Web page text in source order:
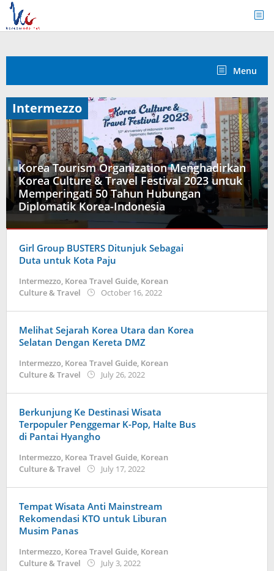
Skip
content
Menu
Korea Tourism Organization Menghadirkan
Korea Culture & Travel Festival 2023 untuk
Memperingati 50 Tahun Hubungan
Diplomatik Korea-Indonesia
Korea
Travel
Korean
Cuisine,
Travel,
September
2023
Kidihae
Intermezzo
Girl Group BUSTERS Ditunjuk Sebagai
Duta untuk Kota Paju
Intermezzo, Korea Travel Guide, Korean
Culture & Travel
October 16, 2022by
Melihat Sejarah Korea Utara dan Korea
Selatan Dengan Kereta DMZ
Intermezzo, Korea Travel Guide, Korean
Culture & Travel
July 26, 2022by
Berkunjung Ke Destinasi Wisata
Terpopuler Penggemar K-Pop, Halte Bus
di Pantai Hyangho
Intermezzo, Korea Travel Guide, Korean
Culture & Travel
July 17, 2022by
Tempat Wisata Anti Mainstream
Rekomendasi KTO untuk Liburan
Musim Panas
Intermezzo, Korea Travel Guide, Korean
Culture & Travel
July 3, 2022by